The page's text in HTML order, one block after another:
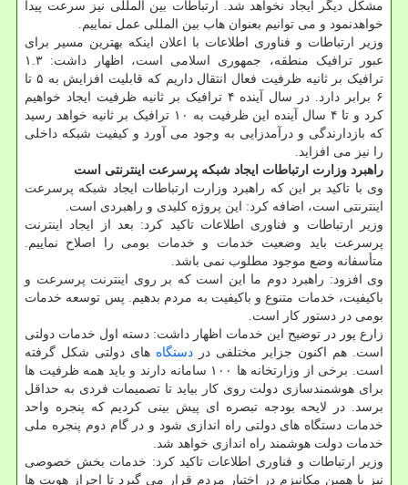
مشکل دیگر ایجاد نخواهد شد. ارتباطات بین المللی نیز سرعت پیدا
خواهدنمود و می توانیم بعنوان هاب بین المللی عمل نماییم.
وزیر ارتباطات و فناوری اطلاعات با اعلان اینکه بهترین مسیر برای
عبور ترافیک منطقه، جمهوری اسلامی است، اظهار داشت: ۱.۳
ترافیک بر ثانیه ظرفیت فعال انتقال داریم که قابلیت افزایش به ۵ تا
۶ برابر دارد. در سال آینده ۴ ترافیک بر ثانیه ظرفیت ایجاد خواهیم
کرد و تا ۴ سال آینده این ظرفیت به ۱۰ ترافیک بر ثانیه خواهد رسید
که بازدارندگی و درآمدزایی به وجود می آورد و کیفیت شبکه داخلی
را نیز می افزاید.
راهبرد وزارت ارتباطات ایجاد شبکه پرسرعت اینترنتی است
وی با تاکید بر این که راهبرد وزارت ارتباطات ایجاد شبکه پرسرعت
اینترنتی است، اضافه کرد: این پروژه کلیدی و راهبردی است.
وزیر ارتباطات و فناوری اطلاعات تاکید کرد: بعد از ایجاد اینترنت
پرسرعت باید وضعیت خدمات و خدمات بومی را اصلاح نماییم.
متأسفانه وضع موجود مطلوب نمی باشد.
وی افزود: راهبرد دوم ما این است که بر روی اینترنت پرسرعت و
باکیفیت، خدمات متنوع و باکیفیت به مردم بدهیم. پس توسعه خدمات
بومی در دستور کار است.
زارع پور در توضیح این خدمات اظهار داشت: دسته اول خدمات دولتی
است. هم اکنون جزایر مختلفی در دستگاه های دولتی شکل گرفته
است. برخی از وزارتخانه ها ۱۰۰ سامانه دارند و باید همه ظرفیت ها
برای هوشمندسازی دولت روی کار بیاید تا تصمیمات فردی به حداقل
برسد. در لایحه بودجه تبصره ای پیش بینی کردیم که پنجره واحد
خدمات دستگاه های دولتی راه اندازی شود و در گام دوم پنجره ملی
خدمات دولت هوشمند راه اندازی خواهد شد.
وزیر ارتباطات و فناوری اطلاعات تاکید کرد: خدمات بخش خصوصی
نیز با همین مکانیزم در اختیار مردم قرار می گیرد تا احراز هویت ها